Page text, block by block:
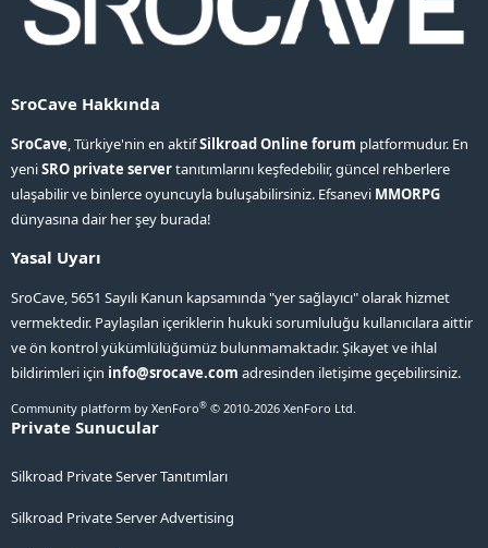
SroCave Hakkında
SroCave, Türkiye'nin en aktifSilkroad Online forum platformudur. En
yeniSRO private servertanıtımlarını keşfedebilir, güncel rehberlere
ulaşabilir ve binlerce oyuncuyla buluşabilirsiniz. Efsanevi MMORPG
dünyasına dair her şey burada!
Yasal Uyarı
SroCave, 5651 Sayılı Kanun kapsamında "yer sağlayıcı" olarak hizmet
vermektedir. Paylaşılan içeriklerin hukuki sorumluluğu kullanıcılara aittir
ve ön kontrol yükümlülüğümüz bulunmamaktadır. Şikayet ve ihlal
bildirimleri için info@srocave.com adresinden iletişime geçebilirsiniz.
Community platform by XenForo® © 2010-2026 XenForo Ltd.
Private Sunucular
Silkroad Private Server Tanıtımları
Silkroad Private Server Advertising